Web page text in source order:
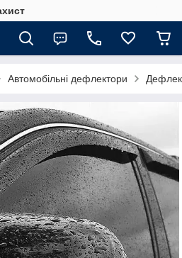
Автомобільні дефлектори